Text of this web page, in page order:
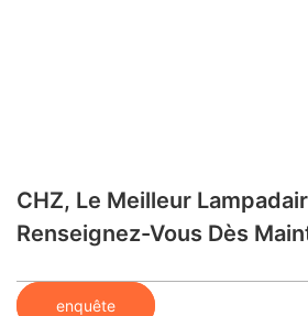
CHZ, Le Meilleur
Renseignez-Vous Dès
enquête